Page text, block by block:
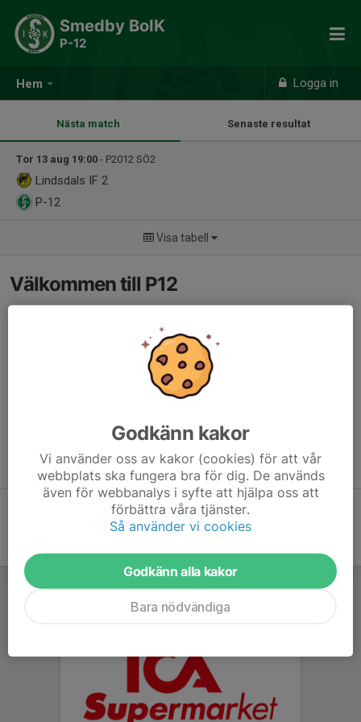
Hem Logga in
Smedby BoIK
P-12
Nästa match Senaste resultat
Tor 13 aug 19:00 - P2012 SÖ2
Lindsdals IF 2
P-12
Visa tabell
Välkommen till P12
som tränar fotboll och har roligt tillsammans. Hos oss är det
aldrig för sent att börja så har ni funderingar på att börja och vill
komma ned och testa träna tillsammans med oss så är ni varmt
Träningstider från v.18:
9-mannaplanen TingbyskansTisdag och Torsdag 19:00-20:30
Godkänn kakor
Vi använder oss av kakor (cookies) för att vår
webbplats ska fungera bra för dig. De används
även för webbanalys i syfte att hjälpa oss att
förbättra våra tjänster.
Så använder vi cookies
Godkänn alla kakor
Bara nödvändiga